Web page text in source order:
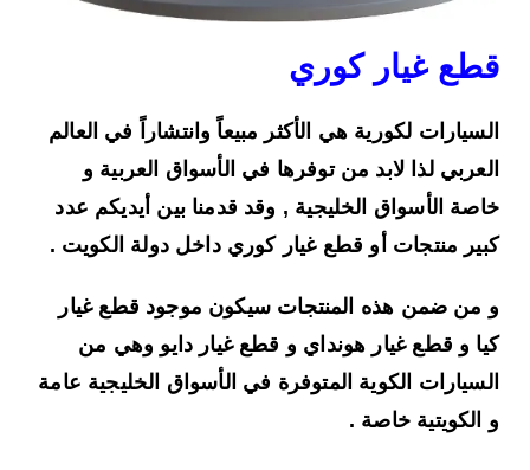
قطع غيار كوري
السيارات لكورية هي الأكثر مبيعاً وانتشاراً في العالم
العربي لذا لابد من توفرها في الأسواق العربية و
خاصة الأسواق الخليجية , وقد قدمنا بين أيديكم عدد
كبير منتجات أو قطع غيار كوري داخل دولة الكويت .
و من ضمن هذه المنتجات سيكون موجود قطع غيار
كيا و قطع غيار هونداي و قطع غيار دايو وهي من
السيارات الكوية المتوفرة في الأسواق الخليجية عامة
و الكويتية خاصة .